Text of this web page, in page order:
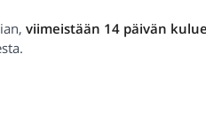
viimeistään 14 päivän